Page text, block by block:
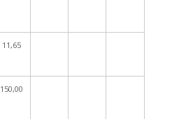
11,65
150,00